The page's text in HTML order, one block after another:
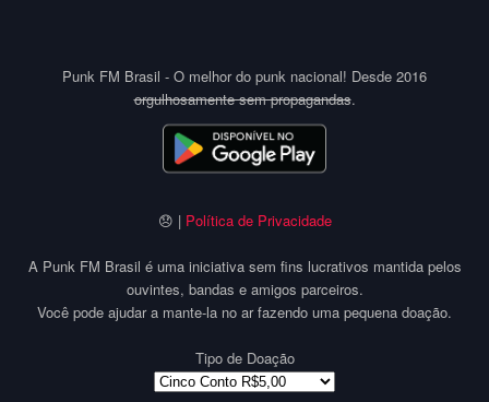
Punk FM Brasil - O melhor do punk nacional! Desde 2016
orgulhosamente sem propagandas.
😞 | Política de Privacidade
A Punk FM Brasil é uma iniciativa sem fins lucrativos mantida pelos
ouvintes, bandas e amigos parceiros.
Você pode ajudar a mante-la no ar fazendo uma pequena doação.
Tipo de Doação